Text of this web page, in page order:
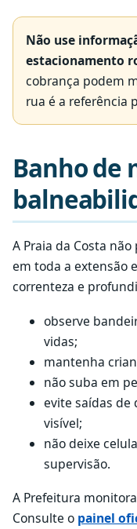
Não use
estacionamento
cobrança podem
rua é a referência
Banho de
A Praia da Costa
em toda a extensão
correnteza e
observe
vidas;
mantenha
não suba em
evite saídas de
visível;
não deixe
supervisão.
A Prefeitura
Consulte o painel